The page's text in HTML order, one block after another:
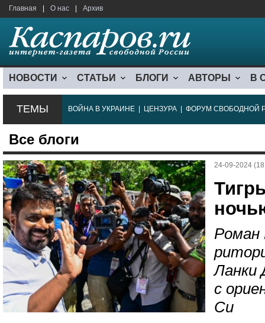
Главная О нас Архив
НОВОСТИ СТАТЬИ БЛОГИ АВТОРЫ В
ТЕМЫ ВОЙНА В УКРАИНЕ ЦЕНЗУРА ФОРУМ СВОБОДНОЙ
Все блоги
24-09-2024
Роман
Ланки
с
Си